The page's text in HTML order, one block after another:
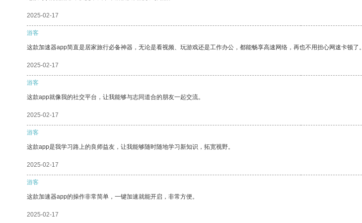
2025-02-17
游客
这款加速器app简直是居家旅行必备神器，无论是看视频、玩游戏还是工作办公，都能畅享高速网络，再也不用担心网速卡顿了。
2025-02-17
游客
这款app就像我的社交平台，让我能够与志同道合的朋友一起交流。
2025-02-17
游客
这款app是我学习路上的良师益友，让我能够随时随地学习新知识，拓宽视野。
2025-02-17
游客
这款加速器app的操作非常简单，一键加速就能开启，非常方便。
2025-02-17